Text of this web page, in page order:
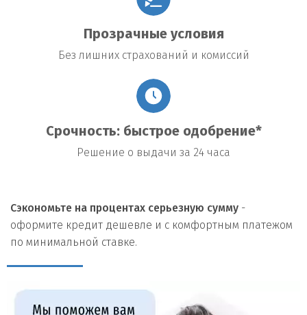
Прозрачные условия
Без лишних страхований и комиссий
Срочность: быстрое одобрение*
Решение о выдачи за 24 часа
Сэкономьте на процентах серьезную сумму -
оформите кредит дешевле и с комфортным платежом
по минимальной ставке.